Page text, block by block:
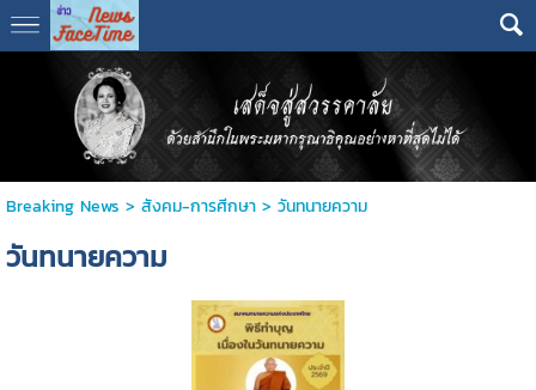
Breaking News > สังคม-การศีกษา> วันทนายความ
วันทนายความ